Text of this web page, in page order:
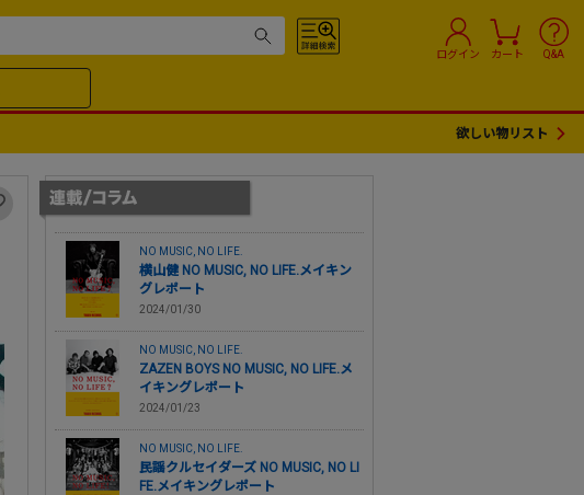
ログイン カート Q&A
欲しい物リスト
NO MUSIC, NO LIFE.
横山健 NO MUSIC, NO LIFE.メイキン
グレポート
2024/01/30
NO MUSIC, NO LIFE.
ZAZEN BOYS NO MUSIC, NO LIFE.メ
イキングレポート
2024/01/23
NO MUSIC, NO LIFE.
民謡クルセイダーズ NO MUSIC, NO LI
FE.メイキングレポート